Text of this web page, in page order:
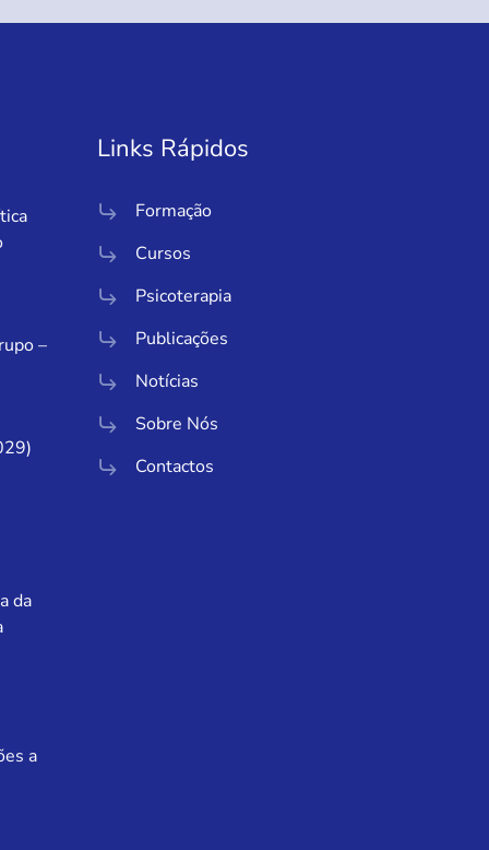
–
da
a
Links Rápidos
Formação
Cursos
Psicoterapia
Publicações
Notícias
Sobre Nós
Contactos